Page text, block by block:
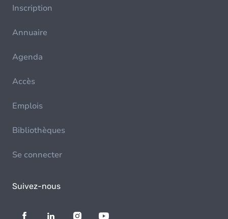
Inscription
Annuaire
Agenda
Accès
Emplois
Bibliothèques
Se connecter
Suivez-nous